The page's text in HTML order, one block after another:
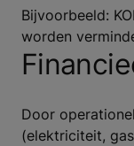
Bijvoorbeeld:
worden
Door
(elektriciteit,